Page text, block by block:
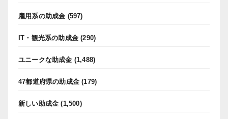
雇用系の助成金 (597)
IT・観光系の助成金 (290)
ユニークな助成金 (1,488)
47都道府県の助成金 (179)
新しい助成金 (1,500)